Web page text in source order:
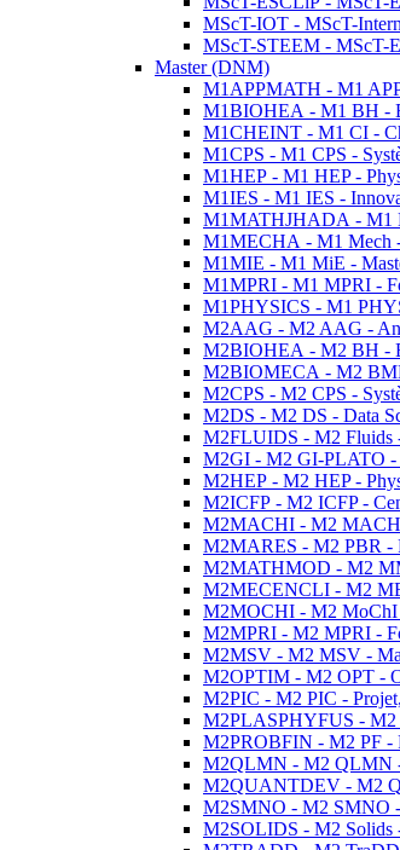
MScT-IOT - MScT-
MScT-STEEM - MScT-
Master (DNM)
M1APPMATH - M1
M1BIOHEA - M1 BH -
M1CHEINT - M1 CI -
M1CPS - M1 CPS -
M1HEP - M1 HEP -
M1IES - M1 IES -
M1MATHJHADA - M1
M1MECHA - M1 Mech
M1MIE - M1 MiE -
M1MPRI - M1 MPRI -
M1PHYSICS - M1
M2AAG - M2 AAG -
M2BIOHEA - M2 BH -
M2BIOMECA - M2
M2CPS - M2 CPS -
M2DS - M2 DS - Data
M2FLUIDS - M2 Fluids
M2GI - M2 GI-PLATO -
M2HEP - M2 HEP -
M2ICFP - M2 ICFP -
M2MACHI - M2 MACHI
M2MARES - M2 PBR -
M2MATHMOD - M2
M2MECENCLI - M2
M2MOCHI - M2 MoChI
M2MPRI - M2 MPRI -
M2MSV - M2 MSV -
M2OPTIM - M2 OPT -
M2PIC - M2 PIC -
M2PLASPHYFUS - M2
M2PROBFIN - M2 PF -
M2QLMN - M2 QLMN -
M2QUANTDEV - M2
M2SMNO - M2 SMNO -
M2SOLIDS - M2 Solids